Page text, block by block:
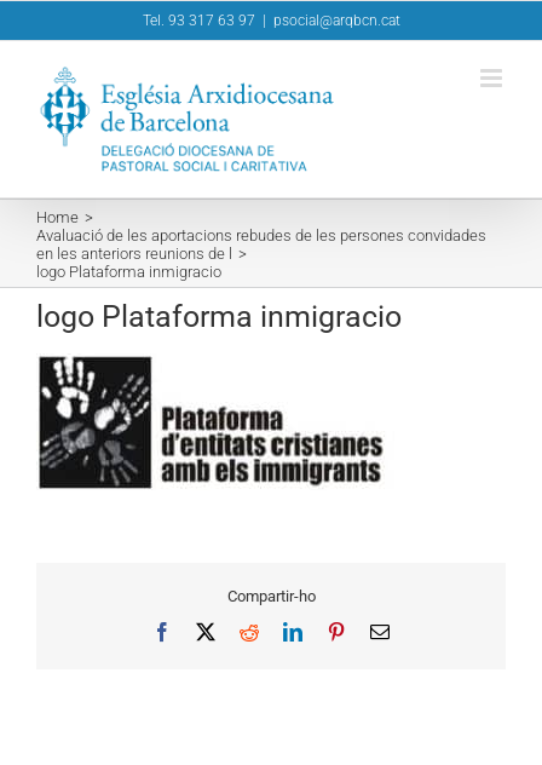
to
Tel. 93 317 63 97 psocial@arqbcn.cat
Home
Avaluació de les aportacions rebudes de les persones convidades
en les anteriors reunions de l
logo Plataforma inmigracio
logo Plataforma inmigracio
Compartir-ho
Facebook RedditLinkedInPinterestEmail